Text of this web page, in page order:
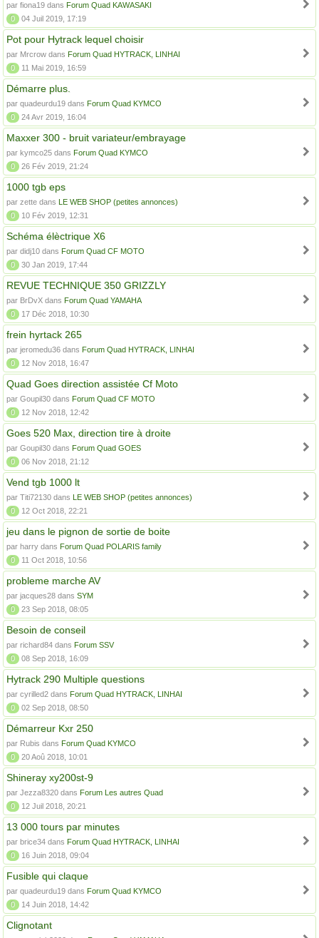
par fiona19 dans Forum Quad KAWASAKI
0
04 Juil 2019, 17:19
Pot pour Hytrack lequel choisir
par Mrcrow dans Forum Quad HYTRACK, LINHAI
0
11 Mai 2019, 16:59
Démarre plus.
par quadeurdu19 dans Forum Quad KYMCO
0
24 Avr 2019, 16:04
Maxxer 300 - bruit variateur/embrayage
par kymco25 dans Forum Quad KYMCO
0
26 Fév 2019, 21:24
1000 tgb eps
par zette dans LE WEB SHOP (petites annonces)
0
10 Fév 2019, 12:31
Schéma élèctrique X6
par didj10 dans Forum Quad CF MOTO
0
30 Jan 2019, 17:44
REVUE TECHNIQUE 350 GRIZZLY
par BrDvX dans Forum Quad YAMAHA
0
17 Déc 2018, 10:30
frein hyrtack 265
par jeromedu36 dans Forum Quad HYTRACK, LINHAI
0
12 Nov 2018, 16:47
Quad Goes direction assistée Cf Moto
par Goupil30 dans Forum Quad CF MOTO
0
12 Nov 2018, 12:42
Goes 520 Max, direction tire à droite
par Goupil30 dans Forum Quad GOES
0
06 Nov 2018, 21:12
Vend tgb 1000 lt
par Titi72130 dans LE WEB SHOP (petites annonces)
0
12 Oct 2018, 22:21
jeu dans le pignon de sortie de boite
par harry dans Forum Quad POLARIS family
0
11 Oct 2018, 10:56
probleme marche AV
par jacques28 dans SYM
0
23 Sep 2018, 08:05
Besoin de conseil
par richard84 dans Forum SSV
0
08 Sep 2018, 16:09
Hytrack 290 Multiple questions
par cyrilled2 dans Forum Quad HYTRACK, LINHAI
0
02 Sep 2018, 08:50
Démarreur Kxr 250
par Rubis dans Forum Quad KYMCO
0
20 Aoû 2018, 10:01
Shineray xy200st-9
par Jezza8320 dans Forum Les autres Quad
0
12 Juil 2018, 20:21
13 000 tours par minutes
par brice34 dans Forum Quad HYTRACK, LINHAI
0
16 Juin 2018, 09:04
Fusible qui claque
par quadeurdu19 dans Forum Quad KYMCO
0
14 Juin 2018, 14:42
Clignotant